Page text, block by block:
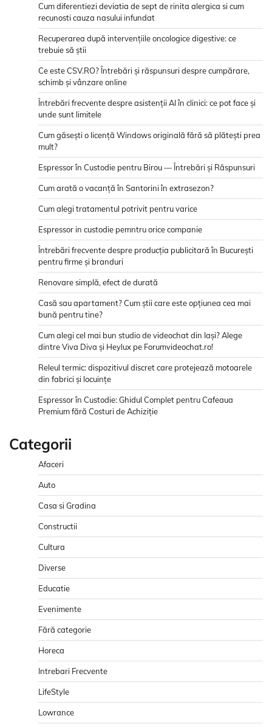
Cum diferentiezi deviatia de sept de rinita alergica si cum
recunosti cauza nasului infundat
Recuperarea după intervențiile oncologice digestive: ce
trebuie să știi
Ce este CSV.RO? Întrebări și răspunsuri despre cumpărare,
schimb și vânzare online
Întrebări frecvente despre asistenții AI în clinici: ce pot face și
unde sunt limitele
Cum găsești o licență Windows originală fără să plătești prea
mult?
Espressor în Custodie pentru Birou — Întrebări și Răspunsuri
Cum arată o vacanță în Santorini în extrasezon?
Cum alegi tratamentul potrivit pentru varice
Espressor in custodie pemntru orice companie
Întrebări frecvente despre producția publicitară în București
pentru firme și branduri
Renovare simplă, efect de durată
Casă sau apartament? Cum știi care este opțiunea cea mai
bună pentru tine?
Cum alegi cel mai bun studio de videochat din Iași? Alege
dintre Viva Diva și Heylux pe Forumvideochat.ro!
Releul termic: dispozitivul discret care protejează motoarele
din fabrici și locuințe
Espressor în Custodie: Ghidul Complet pentru Cafeaua
Premium fără Costuri de Achiziție
Categorii
Afaceri
Auto
Casa si Gradina
Constructii
Cultura
Diverse
Educatie
Evenimente
Fără categorie
Horeca
Intrebari Frecvente
LifeStyle
Lowrance